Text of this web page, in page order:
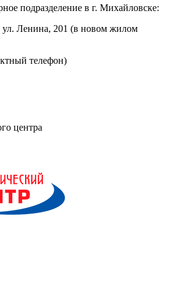
подразделение в г. Михайловске:
ул. Ленина, 201 (в новом жилом
телефон)
центра